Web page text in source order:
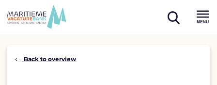
open
Back to overview